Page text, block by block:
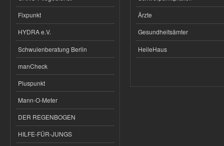
Fixpunkt
HYDRA e.V.
Schwulenberatung Berlin
manCheck
Pluspunkt
Mann-O-Meter
DER REGENBOGEN
HILFE-FÜR-JUNGS
Ärzte
Gesundheitsämter
HeileHaus